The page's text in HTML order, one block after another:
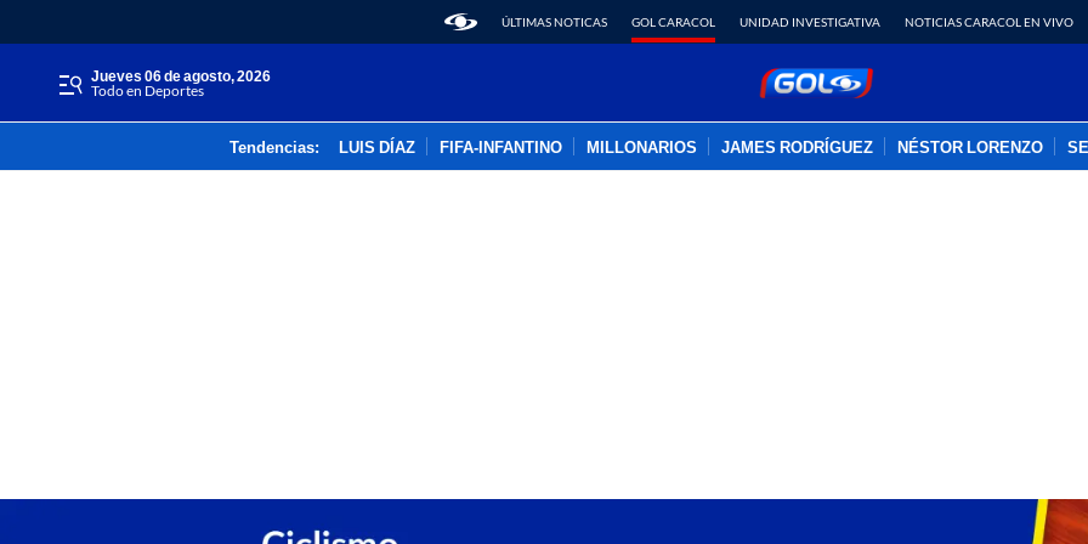
ÚLTIMAS NOTICAS GOL CARACOL UNIDAD INVESTIGATIVA NOTICIAS CARACOL EN VIVO
jueves 06 de agosto, 2026
Todo en Deportes
Tendencias: LUIS DÍAZ FIFA-INFANTINO MILLONARIOS JAMES RODRÍGUEZ NÉSTOR LORENZO